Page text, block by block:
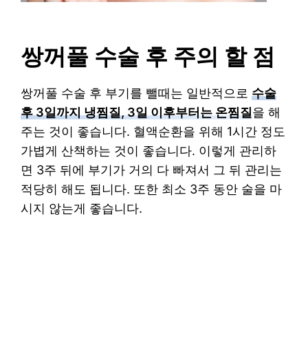
쌍꺼풀 수술 후 주의 할 점
쌍꺼풀 수술 후 부기를 뺄때는 일반적으로 수술
후 3일까지 냉찜질, 3일 이후부터는 온찜질을 해
주는 것이 좋습니다. 혈액순환을 위해 1시간 정도
가볍게 산책하는 것이 좋습니다. 이렇게 관리하
면 3주 뒤에 부기가 거의 다 빠져서 그 뒤 관리는
적당히 해도 됩니다. 또한 최소 3주 동안 술을 마
시지 않는게 좋습니다.